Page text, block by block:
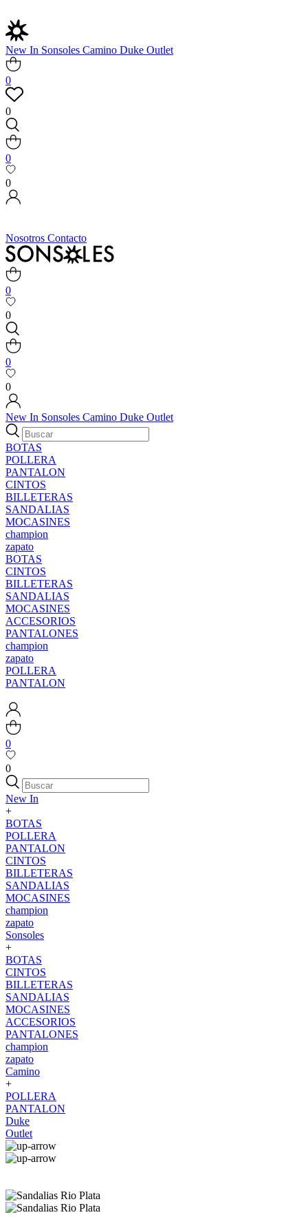
New In Sonsoles Camino Duke Outlet
0
0
0
0
Nosotros Contacto
0
0
0
0
New In Sonsoles Camino Duke Outlet
BOTAS
POLLERA
PANTALON
CINTOS
BILLETERAS
SANDALIAS
MOCASINES
champion
zapato
BOTAS
CINTOS
BILLETERAS
SANDALIAS
MOCASINES
ACCESORIOS
PANTALONES
champion
zapato
POLLERA
PANTALON
0
0
New In
+
BOTAS
POLLERA
PANTALON
CINTOS
BILLETERAS
SANDALIAS
MOCASINES
champion
zapato
Sonsoles
+
BOTAS
CINTOS
BILLETERAS
SANDALIAS
MOCASINES
ACCESORIOS
PANTALONES
champion
zapato
Camino
+
POLLERA
PANTALON
Duke
Outlet